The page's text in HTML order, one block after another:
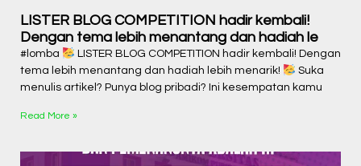
LISTER BLOG COMPETITION hadir kembali!
Dengan tema lebih menantang dan hadiah le
#lomba
LISTER BLOG COMPETITION hadir kembali! Dengan
tema lebih menantang dan hadiah lebih menarik!
Suka
menulis artikel? Punya blog pribadi? Ini kesempatan kamu
Read More »